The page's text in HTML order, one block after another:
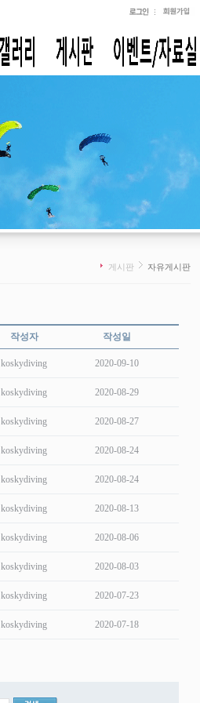
게시판 자유게시판
작성자 작성일
koskydiving 2020-09-10
koskydiving 2020-08-29
koskydiving 2020-08-27
koskydiving 2020-08-24
koskydiving 2020-08-24
koskydiving 2020-08-13
koskydiving 2020-08-06
koskydiving 2020-08-03
koskydiving 2020-07-23
koskydiving 2020-07-18